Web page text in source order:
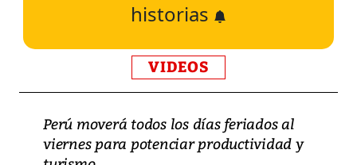
historias
VIDEOS
Perú moverá todos los días feriados al
viernes para potenciar productividad y